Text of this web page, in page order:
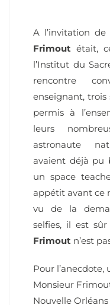
A l’invitation de
Frimout était,
l’Institut du
rencontre
enseignant, trois
permis à
leurs
astronaute
avaient déjà pu
un space
appétit avant ce
vu de la
selfies, il est
Frimout n’est
Pour l’anecdote,
Monsieur
Nouvelle